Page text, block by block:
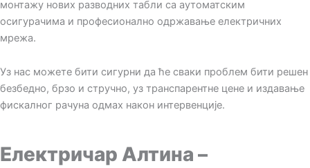
монтажу нових разводних табли са аутоматским
осигурачима и професионално одржавање електричних
мрежа.
Уз нас можете бити сигурни да ће сваки проблем бити решен
безбедно, брзо и стручно, уз транспарентне цене и издавање
фискалног рачуна одмах након интервенције.
Електричар Алтина –